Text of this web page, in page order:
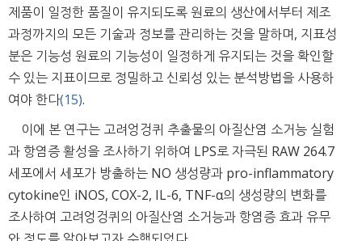
제품이 일정한 품질이 유지되도록 원료의 생산에서부터 제조
과정까지의 모든 기술과 정보를 관리하는 것을 말하며, 지표성
분은 기능성 원료의 기능성이 일정하게 유지되는 것을 확인할
수 있는 지표이므로 정밀하고 신뢰성 있는 분석방법을 사용하
여야 한다(15).
이에 본 연구는 고려엉겅퀴 추출물의 아질산염 소거능 실험
과 항염증 활성을 조사하기 위하여 LPS로 자극된 RAW 264.7
세포에서 세포가 방출하는 NO 생성량과 pro-inflammatory
cytokine인 iNOS, COX-2, IL-6, TNF-α의 생성량의 변화를
조사하여 고려엉겅퀴의 아질산염 소거능과 항염증 효과 유무